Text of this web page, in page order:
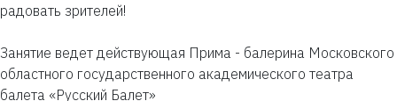
радовать зрителей!
Занятие ведет действующая Прима - балерина Московского
областного государственного академического театра
балета «Русский Балет»